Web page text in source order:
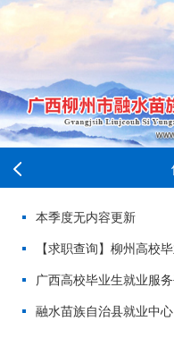
本季度无内容更新
【求职查询】柳州高校
广西高校毕业生就业服
融水苗族自治县就业中心